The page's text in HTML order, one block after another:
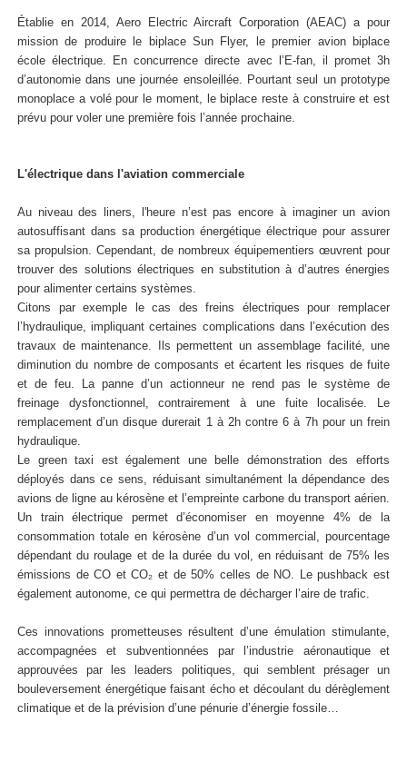
Établie en 2014, Aero Electric Aircraft Corporation (AEAC) a pour
mission de produire le biplace Sun Flyer, le premier avion biplace
école électrique. En concurrence directe avec l’E-fan, il promet 3h
d’autonomie dans une journée ensoleillée. Pourtant seul un prototype
monoplace a volé pour le moment, le biplace reste à construire et est
prévu pour voler une première fois l’année prochaine.
L'électrique dans l'aviation commerciale
Au niveau des liners, l'heure n’est pas encore à imaginer un avion
autosuffisant dans sa production énergétique électrique pour assurer
sa propulsion. Cependant, de nombreux équipementiers œuvrent pour
trouver des solutions électriques en substitution à d’autres énergies
pour alimenter certains systèmes.
Citons par exemple le cas des freins électriques pour remplacer
l’hydraulique, impliquant certaines complications dans l’exécution des
travaux de maintenance. Ils permettent un assemblage facilité, une
diminution du nombre de composants et écartent les risques de fuite
et de feu. La panne d’un actionneur ne rend pas le système de
freinage dysfonctionnel, contrairement à une fuite localisée. Le
remplacement d’un disque durerait 1 à 2h contre 6 à 7h pour un frein
hydraulique.
Le green taxi est également une belle démonstration des efforts
déployés dans ce sens, réduisant simultanément la dépendance des
avions de ligne au kérosène et l’empreinte carbone du transport aérien.
Un train électrique permet d’économiser en moyenne 4% de la
consommation totale en kérosène d’un vol commercial, pourcentage
dépendant du roulage et de la durée du vol, en réduisant de 75% les
émissions de CO et CO₂ et de 50% celles de NO. Le pushback est
également autonome, ce qui permettra de décharger l’aire de trafic.
Ces innovations prometteuses résultent d’une émulation stimulante,
accompagnées et subventionnées par l’industrie aéronautique et
approuvées par les leaders politiques, qui semblent présager un
bouleversement énergétique faisant écho et découlant du dérèglement
climatique et de la prévision d’une pénurie d’énergie fossile…